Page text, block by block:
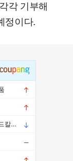
각 기부해
정이다.